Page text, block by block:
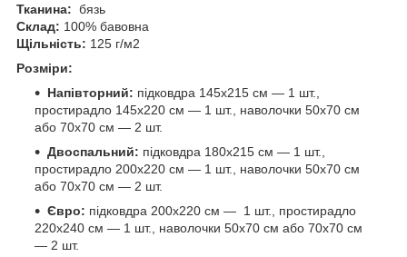
Тканина: бязь
Склад: 100% бавовна
Щільність: 125 г/м2
Розміри:
Напівторний: підковдра 145х215 см — 1 шт.,
простирадло 145х220 см — 1 шт., наволочки 50х70 см
або 70х70 см — 2 шт.
Двоспальний: підковдра 180х215 см — 1 шт.,
простирадло 200х220 см — 1 шт., наволочки 50х70 см
або 70х70 см — 2 шт.
Євро: підковдра 200х220 см — 1 шт., простирадло
220х240 см — 1 шт., наволочки 50х70 см або 70х70 см
— 2 шт.